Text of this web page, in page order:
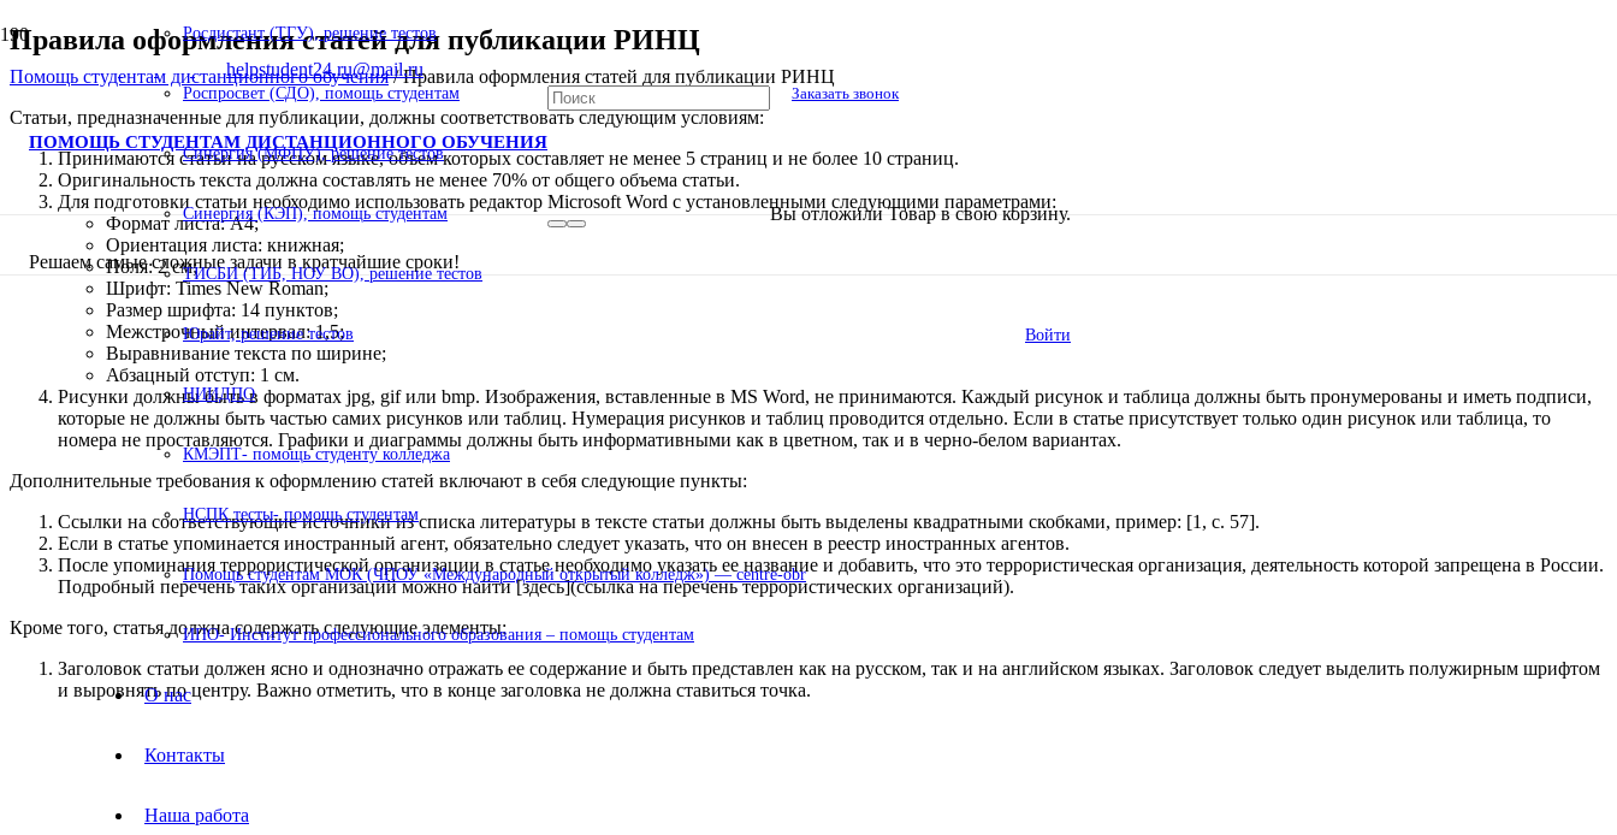
helpstudent24.ru@mail.ru
ПОМОЩЬ СТУДЕНТАМ ДИСТАНЦИОННОГО ОБУЧЕНИЯ
Решаем самые сложные задачи в кратчайшие сроки!
В списке найденных результатов используйте стрелки вверх и вниз для выбора
Заказать звонок
Вы отложилиТоварв свою корзину.
Войти
Росдистант (ТГУ), решение тестов
Роспросвет (СДО), помощь студентам
Синергия (МФПУ), решение тестов
Синергия (КЭП), помощь студентам
ТИСБИ (ТИБ, НОУ ВО), решение тестов
Юрайт, решение тестов
НИИДПО
КМЭПТ- помощь студенту колледжа
НСПК тесты- помощь студентам
Помощь студентам МОК (ЧПОУ «Международный открытый колледж») — centre-obr
ИПО- Институт профессионального образования – помощь студентам
О нас
Контакты
Наша работа
Правила оформления статей для публикации РИНЦ
Помощь студентам дистанционного обучения/Правила оформления статей для публикации РИНЦ
Статьи, предназначенные для публикации, должны соответствовать следующим условиям:
Принимаются статьи на русском языке, объем которых составляет не менее 5 страниц и не более 10 страниц.
Оригинальность текста должна составлять не менее 70% от общего объема статьи.
Для подготовки статьи необходимо использовать редактор Microsoft Word с установленными следующими параметрами:
Формат листа: А4;
Ориентация листа: книжная;
Поля: 2 см;
Шрифт: Times New Roman;
Размер шрифта: 14 пунктов;
Межстрочный интервал: 1,5;
Выравнивание текста по ширине;
Абзацный отступ: 1 см.
Рисунки должны быть в форматах jpg, gif или bmp. Изображения, вставленные в MS Word, не принимаются. Каждый рисунок и таблица должны быть пронумерованы и иметь подписи,
которые не должны быть частью самих рисунков или таблиц. Нумерация рисунков и таблиц проводится отдельно. Если в статье присутствует только один рисунок или таблица, то
номера не проставляются. Графики и диаграммы должны быть информативными как в цветном, так и в черно-белом вариантах.
Дополнительные требования к оформлению статей включают в себя следующие пункты:
Ссылки на соответствующие источники из списка литературы в тексте статьи должны быть выделены квадратными скобками, пример: [1, с. 57].
Если в статье упоминается иностранный агент, обязательно следует указать, что он внесен в реестр иностранных агентов.
После упоминания террористической организации в статье необходимо указать ее название и добавить, что это террористическая организация, деятельность которой запрещена в России.
Подробный перечень таких организаций можно найти [здесь](ссылка на перечень террористических организаций).
Кроме того, статья должна содержать следующие элементы:
Заголовок статьи должен ясно и однозначно отражать ее содержание и быть представлен как на русском, так и на английском языках. Заголовок следует выделить полужирным шрифтом
и выровнять по центру. Важно отметить, что в конце заголовка не должна ставиться точка.